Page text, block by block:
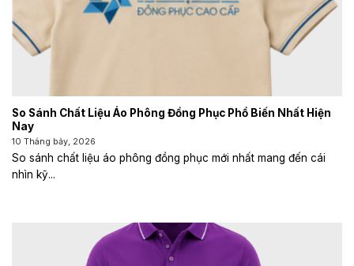
So Sánh Chất Liệu Áo Phông Đồng Phục Phổ Biến Nhất Hiện
Nay
10 Tháng bảy, 2026
So sánh chất liệu áo phông đồng phục mới nhất mang đến cái
nhìn kỹ...